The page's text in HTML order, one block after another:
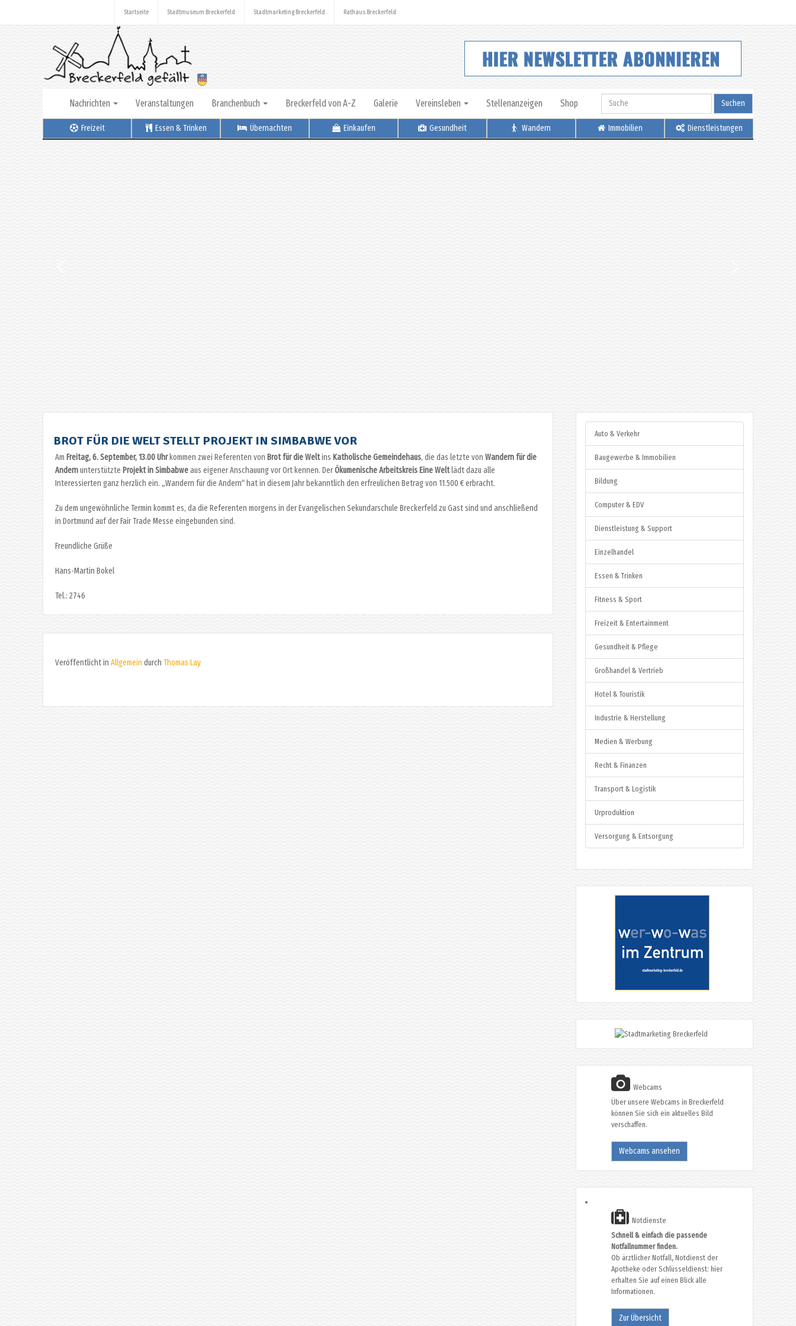
Startseite Stadtmuseum Breckerfeld Stadtmarketing Breckerfeld Rathaus Breckerfeld
Nachrichten Veranstaltungen Branchenbuch Breckerfeld von A-Z Galerie Vereinsleben Stellenanzeigen Shop Suchen
Freizeit Essen & Trinken Übernachten Einkaufen Gesundheit Wandern Immobilien Dienstleistungen
BROT FÜR DIE WELT STELLT PROJEKT IN SIMBABWE VOR
Am Freitag, 6. September, 13.00 Uhrkommen zwei Referenten von Brot für die Weltins Katholische Gemeindehaus, die das letzte von Wandern für die
Andernunterstützte Projekt in Simbabweaus eigener Anschauung vor Ort kennen. DerÖkumenische Arbeitskreis Eine Weltlädt dazu alle
Interessierten ganz herzlich ein. „Wandern für die Andern“ hat in diesem Jahr bekanntlich den erfreulichen Betrag von 11.500 € erbracht.
Zu dem ungewöhnliche Termin kommt es, da die Referenten morgens in der Evangelischen Sekundarschule Breckerfeld zu Gast sind und anschließend
in Dortmund auf der Fair Trade Messe eingebunden sind.
Freundliche Grüße
Hans-Martin Bokel
Tel.: 2746
Veröffentlicht in Allgemein durch Thomas Lay
Auto & Verkehr
Baugewerbe & Immobilien
Bildung
Computer & EDV
Dienstleistung & Support
Einzelhandel
Essen & Trinken
Fitness & Sport
Freizeit & Entertainment
Gesundheit & Pflege
Großhandel & Vertrieb
Hotel & Touristik
Industrie & Herstellung
Medien & Werbung
Recht & Finanzen
Transport & Logistik
Urproduktion
Versorgung & Entsorgung
Webcams
Über unsere Webcams in Breckerfeld
können Sie sich ein aktuelles Bild
verschaffen.
Webcams ansehen
Notdienste
Schnell & einfach die passende
Notfallnummer finden.
Ob ärztlicher Notfall, Notdienst der
Apotheke oder Schlüsseldienst: hier
erhalten Sie auf einen Blick alle
Informationen.
Zur Übersicht